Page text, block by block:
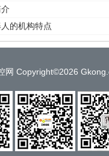
的机构特点
网 Copyright©2026